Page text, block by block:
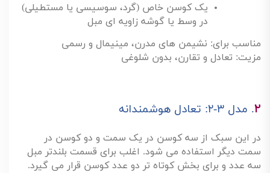
یک کوسن خاص (گرد، سوسیسی یا مستطیلی)
در وسط یا گوشه زاویه ای مبل
مناسب برای: نشیمن های مدرن، مینیمال و رسمی
مزیت: تعادل و تقارن، بدون شلوغی
۲. مدل ۳-۲: تعادل هوشمندانه
در این سبک از سه کوسن در یک سمت و دو کوسن در
سمت دیگر استفاده می شود. اغلب برای قسمت بلندتر مبل
سه عدد و برای بخش کوتاه تر دو عدد کوسن قرار می گیرد.